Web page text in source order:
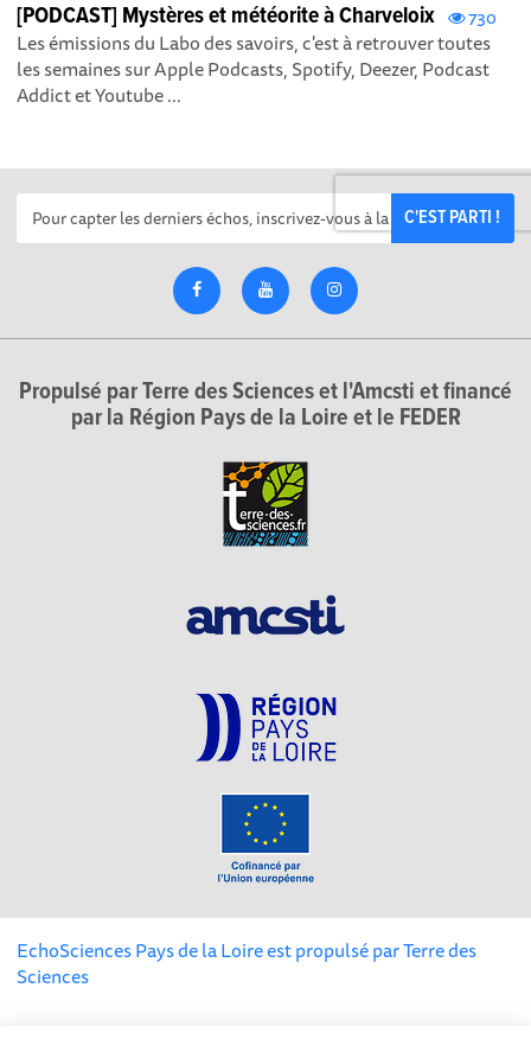
730
[PODCAST] Mystères et météorite à Charveloix
Les émissions du Labo des savoirs, c'est à retrouver toutes
les semaines sur Apple Podcasts , Spotify , Deezer , Podcast
Addict et Youtube ...
C'EST PARTI !
Propulsé par Terre des Sciences et l'Amcsti et financé
par la Région Pays de la Loire et le FEDER
EchoSciences Pays de la Loire est propulsé parTerre des
Sciences